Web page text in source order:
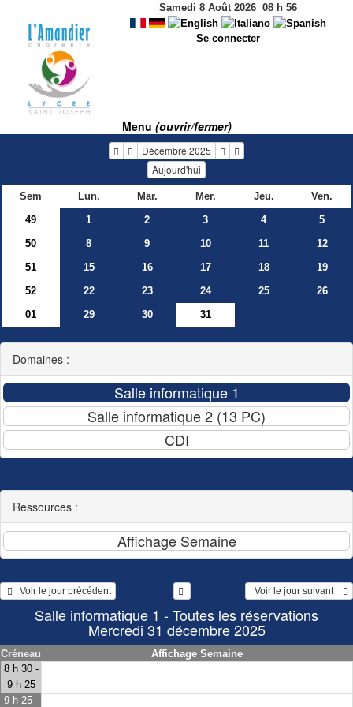
Samedi 8 Août 2026 08 h 56
Se connecter
Menu (ouvrir/fermer)
Décembre 2025
Aujourd'hui
Sem Lun. Mar. Mer. Jeu.
Ven.
49
1 2 3 4
5
50
8 9 10 11
12
51
15 16 17 18
19
52
22 23 24 25
26
01
29 30 31
Domaines :
Ressources :
   Voir le jour précédent
  Voir le jour suivant
Salle informatique 1 - Toutes les réservations
Mercredi 31 décembre 2025
Créneau
Affichage Semaine
8 h 30 -
9 h 25
9 h 25 -